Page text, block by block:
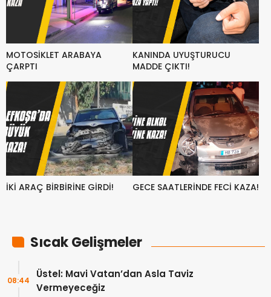
MOTOSİKLET ARABAYA
ÇARPTI
KANINDA UYUŞTURUCU
MADDE ÇIKTI!
İKİ ARAÇ BİRBİRİNE GİRDİ! GECE SAATLERİNDE FECİ KAZA!
Sıcak Gelişmeler
Üstel: Mavi Vatan’dan Asla Taviz
Vermeyeceğiz
08:44